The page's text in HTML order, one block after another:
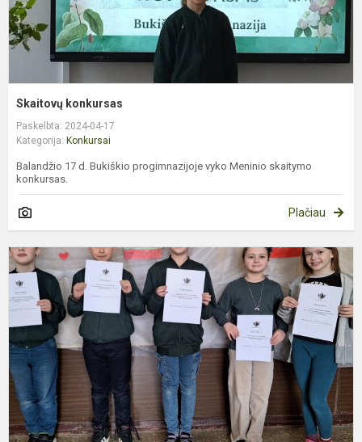
Skaitovų konkursas
Paskelbta: 2024-04-17
Kategorija: Konkursai
Balandžio 17 d. Bukiškio progimnazijoje vyko Meninio skaitymo
konkursas.
Plačiau